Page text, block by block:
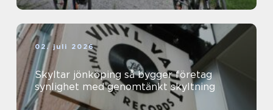
02. juli 2026
Skyltar jönköping så bygger företag
synlighet med genomtänkt skyltning